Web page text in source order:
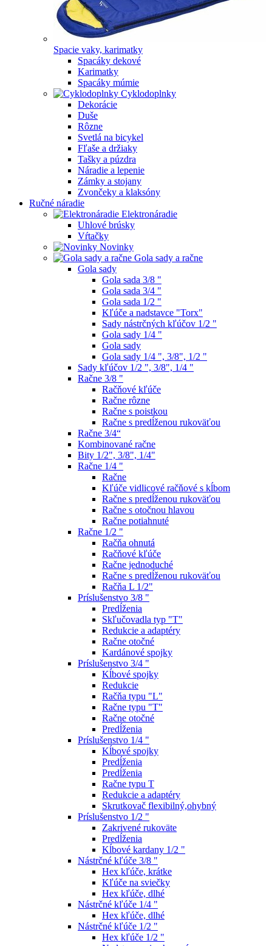
Spacie vaky, karimatky
Spacáky dekové
Karimatky
Spacáky múmie
Cyklodoplnky
Dekorácie
Duše
Rôzne
Svetlá na bicykel
Fľaše a držiaky
Tašky a púzdra
Náradie a lepenie
Zámky a stojany
Zvončeky a klaksóny
Ručné náradie
Elektronáradie
Uhlové brúsky
Vŕtačky
Novinky
Gola sady a račne
Gola sady
Gola sada 3/8 "
Gola sada 3/4 "
Gola sada 1/2 "
Kľúče a nadstavce "Torx"
Sady nástrčných kľúčov 1/2 "
Gola sady 1/4 "
Gola sady
Gola sady 1/4 ", 3/8", 1/2 "
Sady kľúčov 1/2 ", 3/8", 1/4 "
Račne 3/8 "
Račňové kľúče
Račne rôzne
Račne s poistkou
Račne s predĺženou rukoväťou
Račne 3/4“
Kombinované račne
Bity 1/2", 3/8", 1/4"
Račne 1/4 "
Račne
Kľúče vidlicové račňové s kĺbom
Račne s predĺženou rukoväťou
Račne s otočnou hlavou
Račne potiahnuté
Račne 1/2 "
Račňa ohnutá
Račňové kľúče
Račne jednoduché
Račne s predĺženou rukoväťou
Račňa L 1/2"
Príslušenstvo 3/8 "
Predĺženia
Skľučovadla typ "T"
Redukcie a adaptéry
Račne otočné
Kardánové spojky
Príslušenstvo 3/4 "
Kĺbové spojky
Redukcie
Račňa typu "L"
Račne typu "T"
Račne otočné
Predĺženia
Príslušenstvo 1/4 "
Kĺbové spojky
Predĺženia
Predĺženia
Račne typu T
Redukcie a adaptéry
Skrutkovač flexibilný,ohybný
Príslušenstvo 1/2 "
Zakrivené rukoväte
Predĺženia
Kĺbové kardany 1/2 "
Nástrčné kľúče 3/8 "
Hex kľúče, krátke
Kľúče na sviečky
Hex kľúče, dlhé
Nástrčné kľúče 1/4 "
Hex kľúče, dlhé
Nástrčné kľúče 1/2 "
Hex kľúče 1/2 "